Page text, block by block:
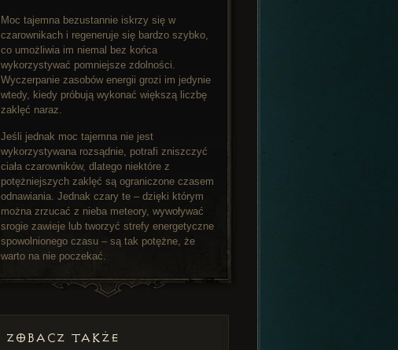
Moc tajemna bezustannie iskrzy się w
czarownikach i regeneruje się bardzo szybko,
co umożliwia im niemal bez końca
wykorzystywać pomniejsze zdolności.
Wyczerpanie zasobów energii grozi im jedynie
wtedy, kiedy próbują wykonać większą liczbę
zaklęć naraz.
Jeśli jednak moc tajemna nie jest
wykorzystywana rozsądnie, potrafi zniszczyć
ciała czarowników, dlatego niektóre z
potężniejszych zaklęć są ograniczone czasem
odnawiania. Jednak czary te – dzięki którym
można zrzucać z nieba meteory, wywoływać
srogie zawieje lub tworzyć strefy energetyczne
spowolnionego czasu – są tak potężne, że
warto na nie poczekać.
ZOBACZ TAKŻE